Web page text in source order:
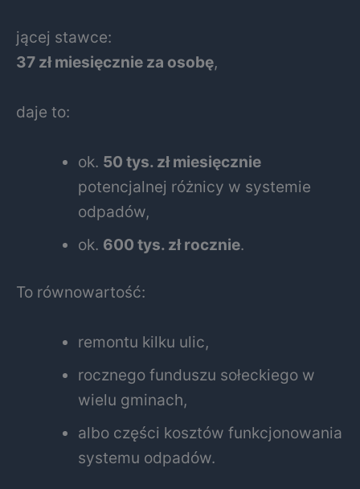
jącej stawce:
37 zł miesięcznie za osobę,
daje to:
ok. 50 tys. zł miesięcznie
potencjalnej różnicy w systemie
odpadów,
ok. 600 tys. zł rocznie.
To równowartość:
remontu kilku ulic,
rocznego funduszu sołeckiego w
wielu gminach,
albo części kosztów funkcjonowania
systemu odpadów.